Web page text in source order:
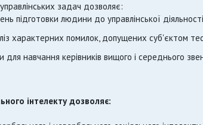
задач дозволяє:
підготовки людини до управлінської діяльності
характерних помилок, допущених суб'єктом
для навчання керівників вищого і середнього
інтелекту дозволяє: